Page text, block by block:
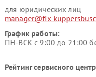
для юридических лиц
manager@fix-
График работы:
ПН-ВСК с 9:00 до 21:00
Рейтинг сервисного